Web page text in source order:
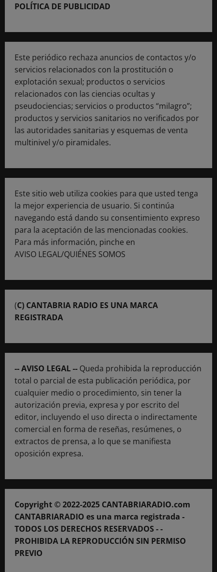
POLÍTICA DE PUBLICIDAD
Este periódico rechaza anuncios de contactos y/o
servicios relacionados con la prostitución o
explotación sexual; productos o servicios
relacionados con las ciencias ocultas y
pseudociencias; servicios o productos “milagro”;
productos y servicios sanitarios no verificados por
las autoridades sanitarias y esquemas de venta
multinivel y/o piramidales.
Este sitio web utiliza cookies para que usted tenga
la mejor experiencia de usuario. Si continúa
navegando está dando su consentimiento expreso
para la aceptación de las mencionadas cookies.
Para más información, pinche en
AVISO LEGAL/QUIÉNES SOMOS
(C) CANTABRIA RADIO ES UNA MARCA
REGISTRADA
-- AVISO LEGAL -- Queda prohibida la reproducción
total o parcial de esta publicación periódica, por
cualquier medio o procedimiento, sin tener la
autorización previa, expresa y por escrito del
editor, incluyendo el uso directa o indirectamente
comercial en forma de reseñas, resúmenes, o
extractos de prensa, a lo que se manifiesta
oposición expresa.
Copyright © 2022-2025 CANTABRIARADIO.com
CANTABRIARADIO es una marca registrada -
TODOS LOS DERECHOS RESERVADOS - -
PROHIBIDA LA REPRODUCCIÓN SIN PERMISO
PREVIO